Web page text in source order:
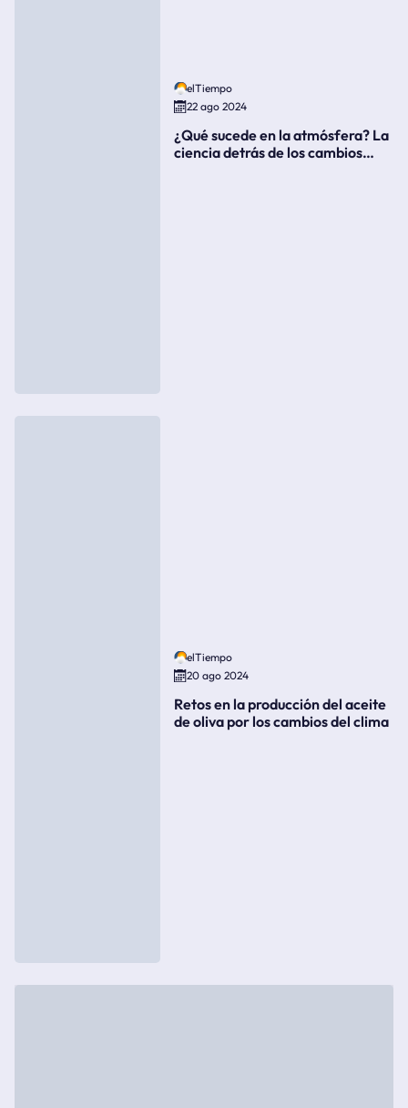
elTiempo
22 ago 2024
¿Qué sucede en la atmósfera? La
ciencia detrás de los cambios
elTiempo
20 ago 2024
Retos en la producción del aceite
de oliva por los cambios del clima